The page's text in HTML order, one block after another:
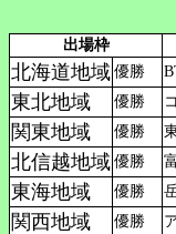
出場枠
北海道地域 優勝
東北地域 優勝
関東地域 優勝
北信越地域 優勝
東海地域 優勝
関西地域 優勝